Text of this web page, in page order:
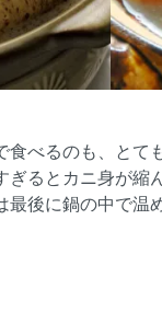
べるのも、とて
るとカニ身が
後に鍋の中で温